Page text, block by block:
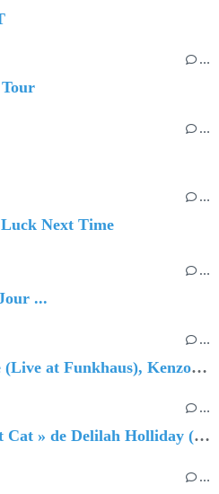
…
…
…
Next Time
…
...
…
🔵 Avec The Quiet House (Live at Funkhaus), Kenzo Zurzolo livre une performance aussi intense qu'envoûtante.
…
🔵 Le nouvel album « Fat Cat » de Delilah Holliday (sortie le 30 Octobre 2026)
…